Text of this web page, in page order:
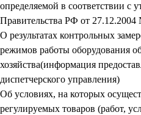
определяемой в соответствии с
Правительства РФ от 27.12.2004
О результатах контрольных
режимов работы оборудования
хозяйства(информация
диспетчерского управления)
Об условиях, на которых
регулируемых товаров (работ,